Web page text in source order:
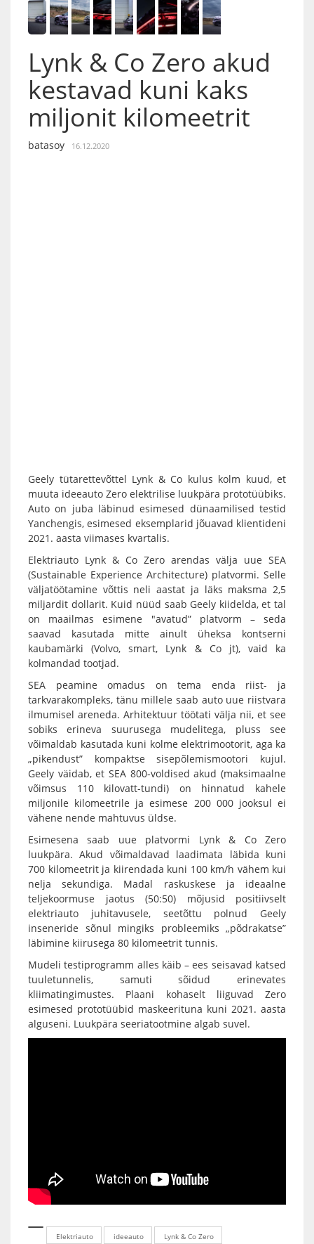
Lynk & Co Zero akud
kestavad kuni kaks
miljonit kilomeetrit
batasoy 16.12.2020
Geely tütarettevõttel Lynk & Co kulus kolm kuud, et
muuta ideeauto Zero elektrilise luukpära prototüübiks.
Auto on juba läbinud esimesed dünaamilised testid
Yanchengis, esimesed eksemplarid jõuavad klientideni
2021. aasta viimases kvartalis.
Elektriauto Lynk & Co Zero arendas välja uue SEA
(Sustainable Experience Architecture) platvormi. Selle
väljatöötamine võttis neli aastat ja läks maksma 2,5
miljardit dollarit. Kuid nüüd saab Geely kiidelda, et tal
on maailmas esimene "avatud” platvorm – seda
saavad kasutada mitte ainult üheksa kontserni
kaubamärki (Volvo, smart, Lynk & Co jt), vaid ka
kolmandad tootjad.
SEA peamine omadus on tema enda riist- ja
tarkvarakompleks, tänu millele saab auto uue riistvara
ilmumisel areneda. Arhitektuur töötati välja nii, et see
sobiks erineva suurusega mudelitega, pluss see
võimaldab kasutada kuni kolme elektrimootorit, aga ka
„pikendust” kompaktse sisepõlemismootori kujul.
Geely väidab, et SEA 800-voldised akud (maksimaalne
võimsus 110 kilovatt-tundi) on hinnatud kahele
miljonile kilomeetrile ja esimese 200 000 jooksul ei
vähene nende mahtuvus üldse.
Esimesena saab uue platvormi Lynk & Co Zero
luukpära. Akud võimaldavad laadimata läbida kuni
700 kilomeetrit ja kiirendada kuni 100 km/h vähem kui
nelja sekundiga. Madal raskuskese ja ideaalne
teljekoormuse jaotus (50:50) mõjusid positiivselt
elektriauto juhitavusele, seetõttu polnud Geely
inseneride sõnul mingiks probleemiks „põdrakatse”
läbimine kiirusega 80 kilomeetrit tunnis.
Mudeli testiprogramm alles käib – ees seisavad katsed
tuuletunnelis, samuti sõidud erinevates
kliimatingimustes. Plaani kohaselt liiguvad Zero
esimesed prototüübid maskeerituna kuni 2021. aasta
alguseni. Luukpära seeriatootmine algab suvel.
Elektriauto ideeauto Lynk & Co Zero